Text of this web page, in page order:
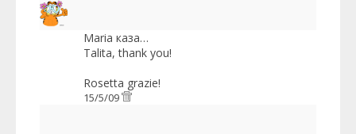
Maria каза…
Talita, thank you!
Rosetta grazie!
15/5/09